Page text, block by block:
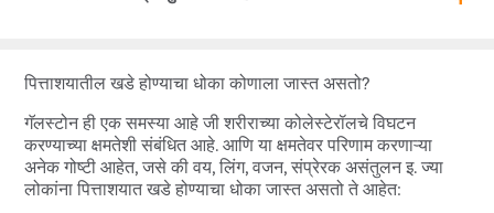
शकते आणि पित्त रसाचा प्रवाह देखील रोखू शकतो. यामुळे गंभीर संसर्ग
जोखीम घटकांपैकी एक आहे. पित्ताशयाच्या कर्करोगाचे निदान झालेल्या
पित्ताशयातील खडे होण्याचा धोका कोणाला जास्त असतो?
गॅलस्टोन ही एक समस्या आहे जी शरीराच्या कोलेस्टेरॉलचे विघटन
करण्याच्या क्षमतेशी संबंधित आहे. आणि या क्षमतेवर परिणाम करणाऱ्या
अनेक गोष्टी आहेत, जसे की वय, लिंग, वजन, संप्रेरक असंतुलन इ. ज्या
लोकांना पित्ताशयात खडे होण्याचा धोका जास्त असतो ते आहेत: